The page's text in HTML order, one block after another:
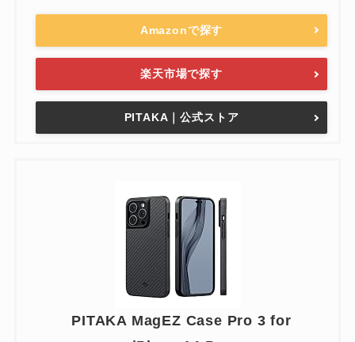
Amazonで探す
楽天市場で探す
PITAKA｜公式ストア
PITAKA MagEZ Case Pro 3 for